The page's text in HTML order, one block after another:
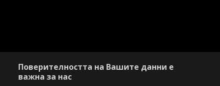
Поверителността на Вашите данни е
важна за нас